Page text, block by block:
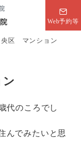
Web予約等
区 マンション
代のころでし
んでみたいと思